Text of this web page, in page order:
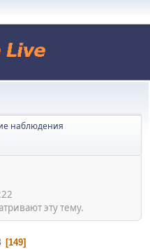
наблюдения
эту тему.
149